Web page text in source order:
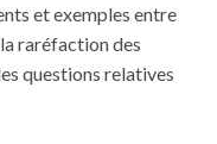
et exemples entre
raréfaction des
questions relatives